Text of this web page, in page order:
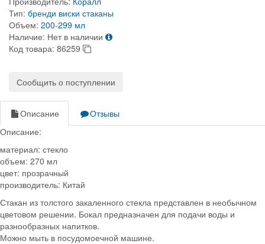
Тип: бренди виски стаканы
Объем: 200-299 мл
Наличие: Нет в наличии
Код товара: 86259
Сообщить о поступлении
Описание
Отзывы
Описание:
материал: стекло
объем: 270 мл
цвет: прозрачный
производитель: Китай
Стакан из толстого закаленного стекла представлен в необычном
цветовом решении. Бокал предназначен для подачи воды и
разнообразных напитков.
Можно мыть в посудомоечной машине.